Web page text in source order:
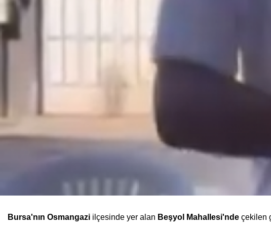
Bursa'nın Osmangazi ilçesinde yer alan Beşyol Mahallesi'nde çekilen